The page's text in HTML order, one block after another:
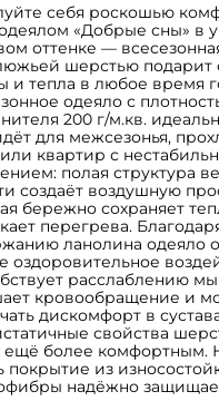
себя роскошью
«Добрые сны» в
оттенке —
шерстью
и тепла в любое время
одеяло с
200 г/м.кв.
для межсезонья,
квартир с
полая структура
создаёт воздушную
бережно сохраняет
перегрева.
ланолина одеяло
оздоровительное
расслаблению
кровообращение и
дискомфорт в
свойства
ещё более комфортным.
покрытие из
надёжно